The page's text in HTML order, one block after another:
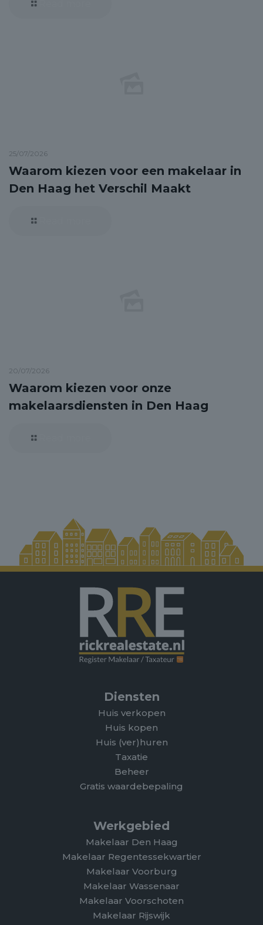
25/07/2026
Waarom kiezen voor een makelaar in
Den Haag het Verschil Maakt
20/07/2026
Waarom kiezen voor onze
makelaarsdiensten in Den Haag
Diensten
Huis verkopen
Huis kopen
Huis (ver)huren
Taxatie
Beheer
Gratis waardebepaling
Werkgebied
Makelaar Den Haag
Makelaar Regentessekwartier
Makelaar Voorburg
Makelaar Wassenaar
Makelaar Voorschoten
Makelaar Rijswijk